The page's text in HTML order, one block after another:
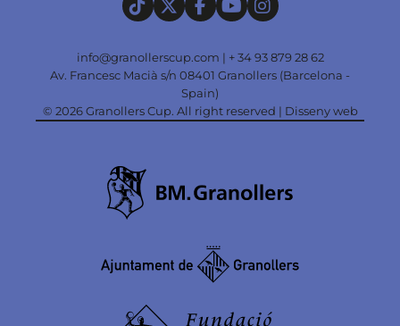
info@granollerscup.com | + 34 93 879 28 62
Av. Francesc Macià s/n 08401 Granollers (Barcelona -
Spain)
© 2026 Granollers Cup. All right reserved | Disseny web